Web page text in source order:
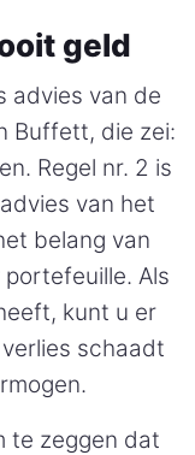
geld
advies van de
Buffett, die zei:
Regel nr. 2 is
van het
belang van
Als
kunt u er
schaadt
te zeggen dat